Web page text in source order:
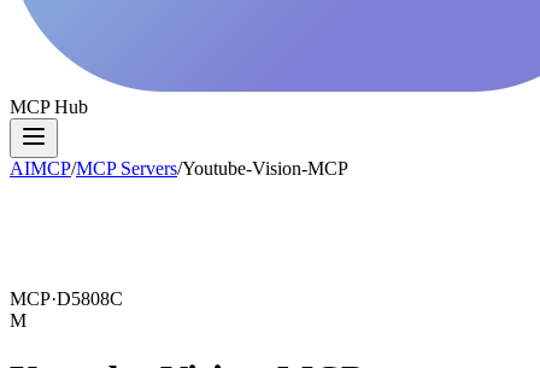
MCP Hub
AIMCP/MCP Servers/Youtube-Vision-MCP
MCP·D5808C
M